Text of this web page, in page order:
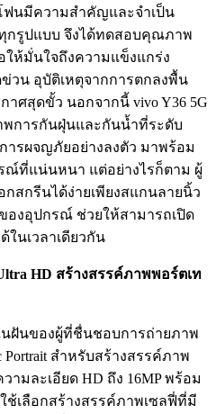
ฟนมีความสำคัญและจำเป็น
กรูปแบบ จึงได้ทดสอบคุณภาพ
ให้มั่นใจถึงความแข็งแกร่ง
วน อุบัติเหตุจากการตกลงพื้น
ศสุดขั้ว นอกจากนี้ vivo Y36 5G
การกันฝุ่นและกันน้ำที่ระดับ
ารผจญภัยอย่างลงตัว มาพร้อม
ณ์ที่แน่นหนา แต่อย่างไรก็ตาม ผู้
สกรีนได้ง่ายเพียงสแกนลายนิ้ว
องอุปกรณ์ ช่วยให้สามารถเปิด
ในเวลาเดียวกัน
HD สร้างสรรค์ภาพพอร์ตเท
นฝันของผู้ที่ชื่นชอบการถ่ายภาพ
Portrait สำหรับสร้างสรรค์ภาพ
มละเอียด HD ถึง 16MP พร้อม
ช้เลือกสร้างสรรค์ภาพเซลฟี่ที่มี